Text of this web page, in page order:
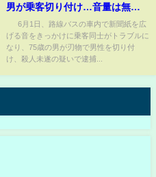
男が乗客切り付け…音量は無関
係「敵のルール違反判定」が引
き金に “アージ理論”を専門家が
解説(ABEMA TIMES)
6月1日、路線バスの車内で新聞紙を広
げる音をきっかけに乗客同士がトラブルに
なり、75歳の男が刃物で男性を切り付
け、殺人未遂の疑いで逮捕...